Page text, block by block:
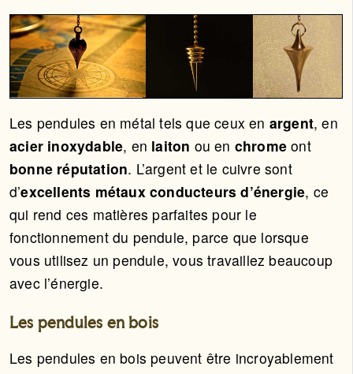
Les pendules en métal tels que ceux en argent, en
acier inoxydable, en laiton ou en chrome ont
bonne réputation. L’argent et le cuivre sont
d’excellents métaux conducteurs d’énergie, ce
qui rend ces matières parfaites pour le
fonctionnement du pendule, parce que lorsque
vous utilisez un pendule, vous travaillez beaucoup
avec l’énergie.
Les pendules en bois
Les pendules en bois peuvent être incroyablement